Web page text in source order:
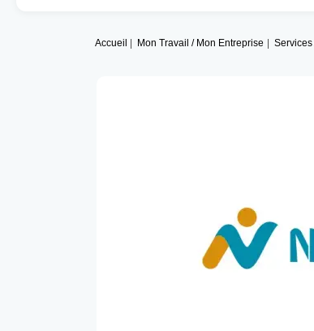
Accueil Mon Travail / Mon Entreprise
Previous